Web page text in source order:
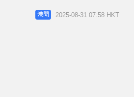
現，一名男子步下涉事
處船隻在海面搜索，其
港聞 2025-08-31 07:58 HKT